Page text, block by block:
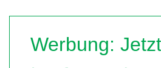
Werbung: